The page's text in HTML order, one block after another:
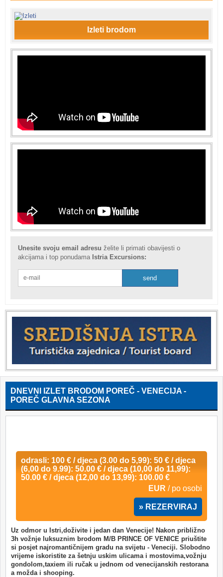
Izleti brodom
Unesite svoju email adresu želite li primati obavijesti o
akcijama i top ponudama Istria Excursions:
DNEVNI IZLET BRODOM POREČ - VENECIJA -
POREČ GLAVNA SEZONA
odrasli: 100 € / djeca (3.00 do 5,99): 50 € / djeca
(6,00 do 9.99): 50.00 € / djeca (10,00 do 11,99):
50.00 € / djeca (12,00 do 13,99): 100.00 €
EUR / po osobi
» REZERVIRAJ
Uz odmor u Istri,doživite i jedan dan Venecije! Nakon približno
3h vožnje luksuznim brodom M/B PRINCE OF VENICE priuštite
si posjet najromantičnijem gradu na svijetu - Veneciji. Slobodno
vrijeme iskoristite za šetnju uskim ulicama i mostovima,vožnju
gondolom,taxiem ili ručak u jednom od venecijanskih restorana
a možda i shooping.